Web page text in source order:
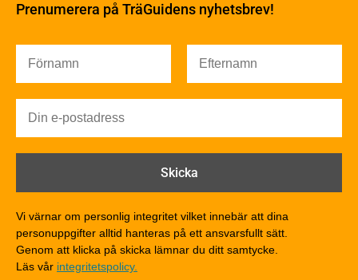
Värmeisolering och lufttäthet
Ljud
Brandsäkerhet
Brandsäkerhet
Brandförlopp i byggnader
Brandklasser för material och konstruktioner
Träkonstruktioners brandmotstånd
Detaljlösningar
Träytors brandegenskaper
Tekniska byten med sprinkler
Riskvärdering i flervåningsbostadshus
Prenumerera på TräGuidens nyhetsbrev!
Vi värnar om personlig integritet vilket innebär att dina
personuppgifter alltid hanteras på ett ansvarsfullt sätt.
Genom att klicka på skicka lämnar du ditt samtycke.
Läs vår integritetspolicy.